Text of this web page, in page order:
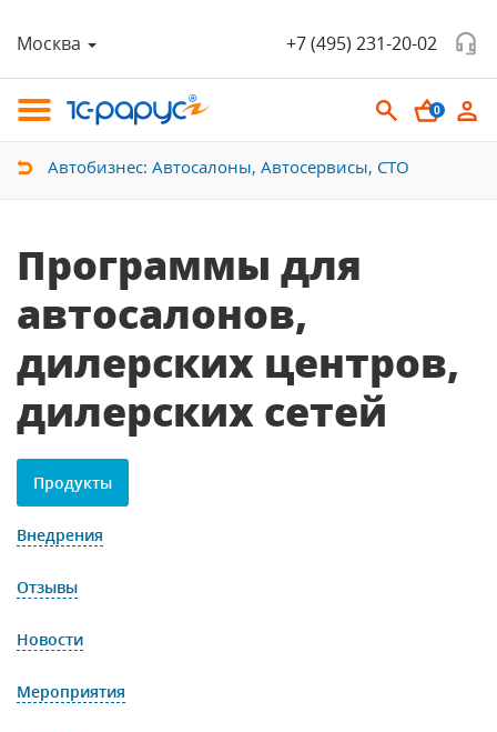
Москва +7 (495) 231-20-02
0
Автобизнес: Автосалоны, Автосервисы, СТО
Программы для
автосалонов,
дилерских центров,
дилерских сетей
Продукты
Внедрения
Отзывы
Новости
Мероприятия